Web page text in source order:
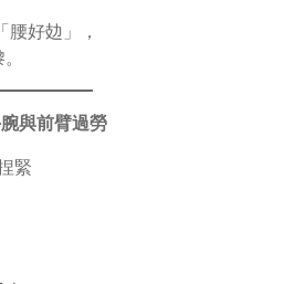
腰好攰」，
與前臂過勞
緊